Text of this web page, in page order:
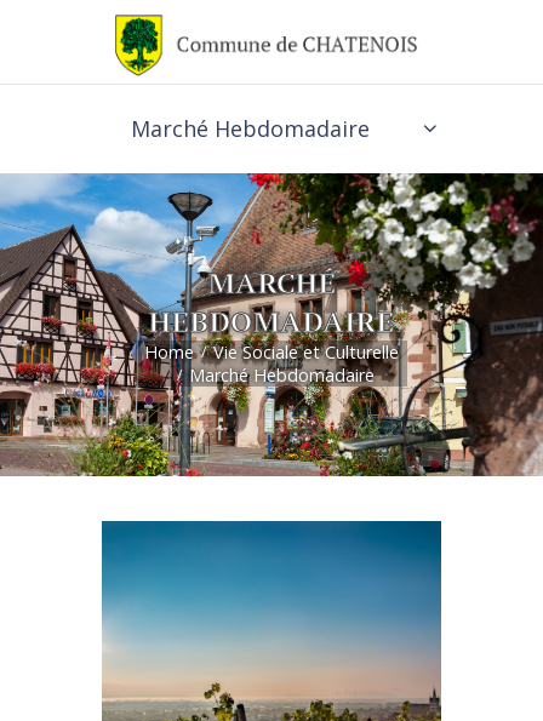
Marché Hebdomadaire
MARCHÉ
HEBDOMADAIRE
Home
Vie Sociale et Culturelle
Marché Hebdomadaire